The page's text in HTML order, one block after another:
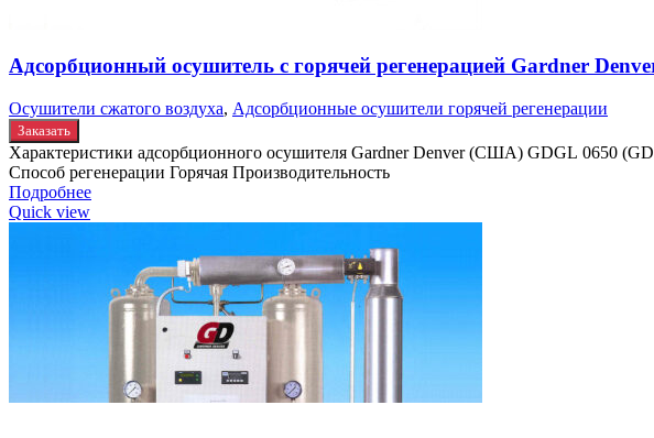
Адсорбционный осушитель c горячей регенерацией Gardner
Осушители сжатого воздуха, Адсорбционные осушители горячей регенерации
Заказать
Характеристики адсорбционного осушителя Gardner Denver (США) GDGL 0650
Способ регенерации Горячая Производительность
Подробнее
Quick view